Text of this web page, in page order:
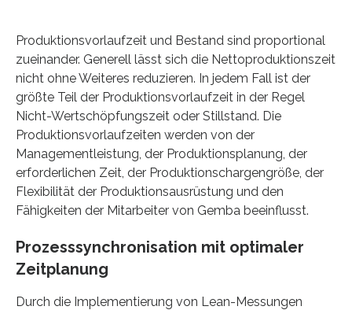
Produktionsvorlaufzeit und Bestand sind proportional
zueinander. Generell lässt sich die Nettoproduktionszeit
nicht ohne Weiteres reduzieren. In jedem Fall ist der
größte Teil der Produktionsvorlaufzeit in der Regel
Nicht-Wertschöpfungszeit oder Stillstand. Die
Produktionsvorlaufzeiten werden von der
Managementleistung, der Produktionsplanung, der
erforderlichen Zeit, der Produktionschargengröße, der
Flexibilität der Produktionsausrüstung und den
Fähigkeiten der Mitarbeiter von Gemba beeinflusst.
Prozesssynchronisation mit optimaler
Zeitplanung
Durch die Implementierung von Lean-Messungen